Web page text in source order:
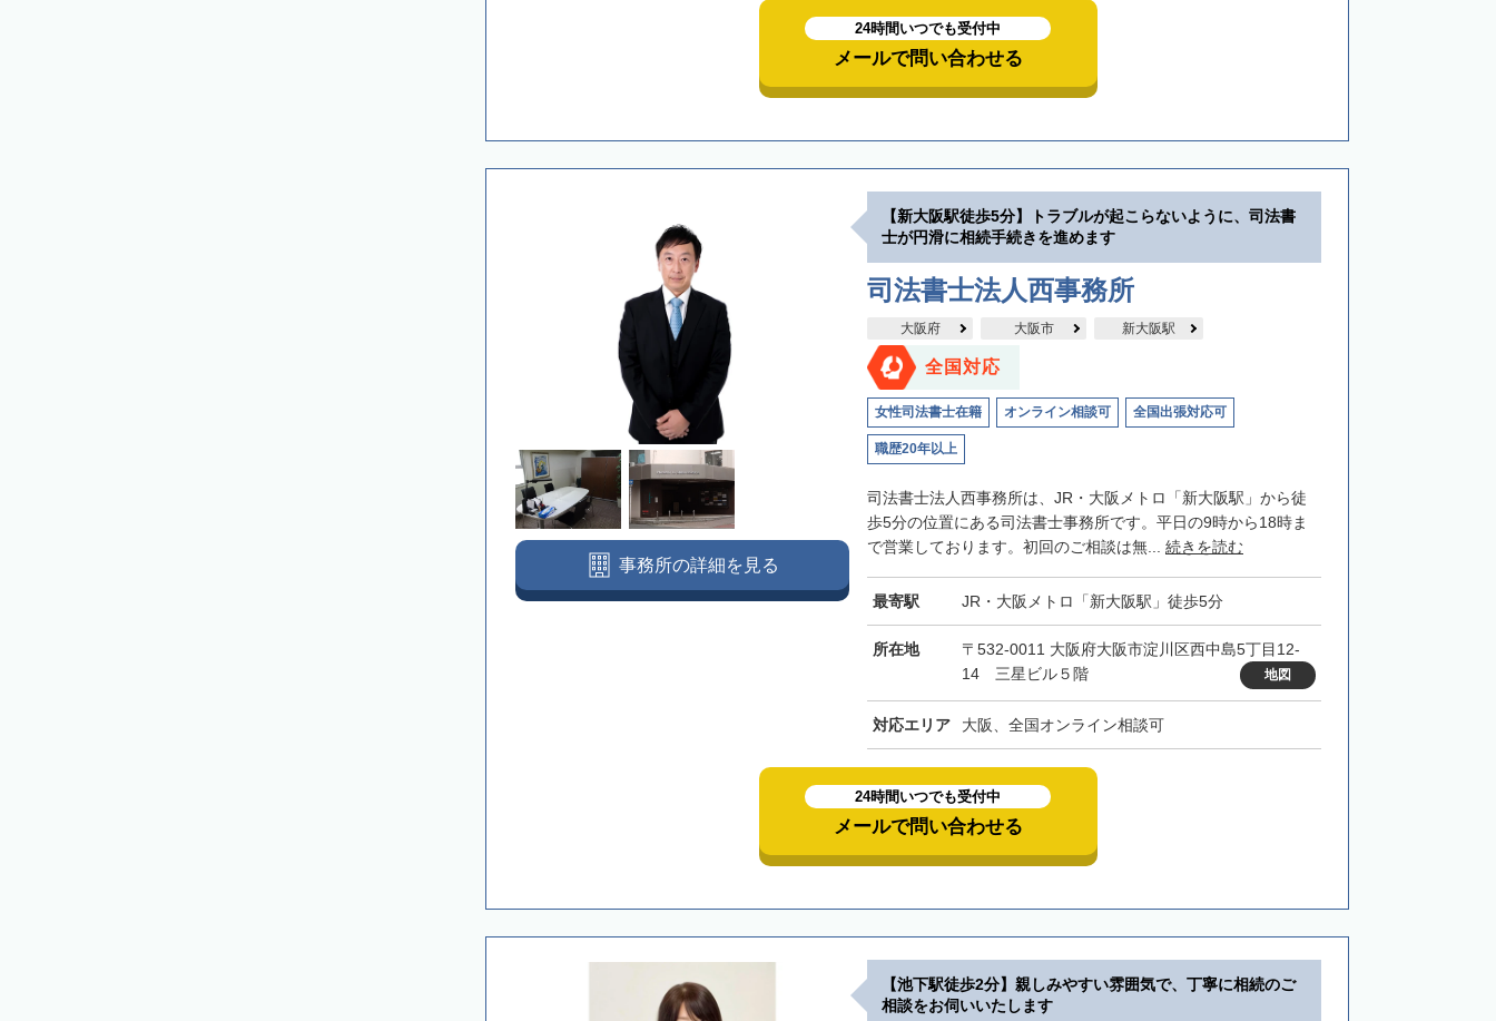
24時間いつでも受付中
メールで問い合わせる
【新大阪駅徒歩5分】トラブルが起こらないように、司法書
士が円滑に相続手続きを進めます
司法書士法人西事務所
大阪府 大阪市 新大阪駅
全国対応
女性司法書士在籍 オンライン相談可 全国出張対応可
職歴20年以上
司法書士法人西事務所は、JR・大阪メトロ「新大阪駅」から徒
歩5分の位置にある司法書士事務所です。平日の9時から18時ま
で営業しております。初回のご相談は無... 続きを読む
最寄駅 JR・大阪メトロ「新大阪駅」徒歩5分
所在地
〒532-0011 大阪府大阪市淀川区西中島5丁目12-
14 三星ビル５階
地図
対応エリア 大阪、全国オンライン相談可
事務所の詳細を見る
24時間いつでも受付中
メールで問い合わせる
【池下駅徒歩2分】親しみやすい雰囲気で、丁寧に相続のご
相談をお伺いいたします